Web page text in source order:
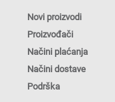
Novi proizvodi
Proizvođači
Načini plaćanja
Načini dostave
Podrška